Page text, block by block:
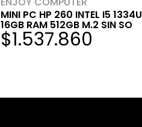
MINI PC HP 260 INTEL I5 1334U
16GB RAM 512GB M.2 SIN SO
$1.537.860